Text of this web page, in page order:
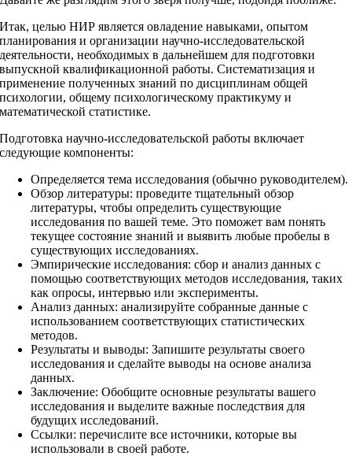
Итак, целью НИР является овладение навыками, опытом
планирования и организации научно-исследовательской
деятельности, необходимых в дальнейшем для подготовки
выпускной квалификационной работы. Систематизация и
применение полученных знаний по дисциплинам общей
психологии, общему психологическому практикуму и
математической статистике.
Подготовка научно-исследовательской работы включает
следующие компоненты:
Определяется тема исследования (обычно руководителем).
Обзор литературы: проведите тщательный обзор
литературы, чтобы определить существующие
исследования по вашей теме. Это поможет вам понять
текущее состояние знаний и выявить любые пробелы в
существующих исследованиях.
Эмпирические исследования: сбор и анализ данных с
помощью соответствующих методов исследования, таких
как опросы, интервью или эксперименты.
Анализ данных: анализируйте собранные данные с
использованием соответствующих статистических
методов.
Результаты и выводы: Запишите результаты своего
исследования и сделайте выводы на основе анализа
данных.
Заключение: Обобщите основные результаты вашего
исследования и выделите важные последствия для
будущих исследований.
Ссылки: перечислите все источники, которые вы
использовали в своей работе.